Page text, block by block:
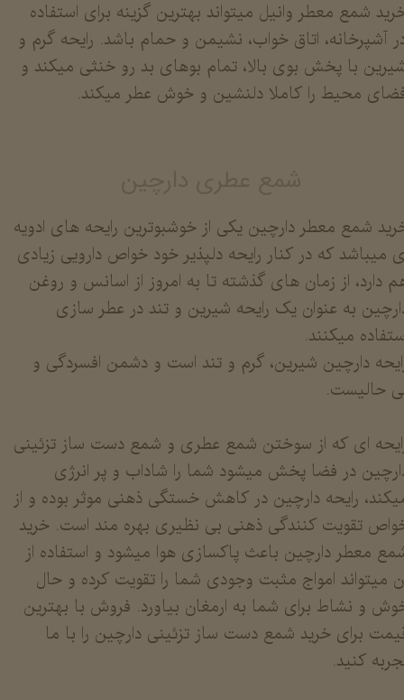
شمع معطر وانیل میتواند بهترین گزینه برای استفاده
آشپرخانه، اتاق خواب، نشیمن و حمام باشد. رایحه گرم و
با پخش بوی بالا، تمام بوهای بد رو خنثی میکند و
محیط را کاملا دلنشین و خوش عطر میکند.
شمع معطر دارچین یکی از خوشبوترین رایحه های ادویه
میباشد که در کنار رایحه دلپذیر خود خواص دارویی زیادی
دارد، از زمان های گذشته تا به امروز از اسانس و روغن
به عنوان یک رایحه شیرین و تند در عطر سازی
میکنند.
دارچین شیرین، گرم و تند است و دشمن افسردگی و
حالیست.
ای که از سوختن شمع عطری و شمع دست ساز تزئینی
در فضا پخش میشود شما را شاداب و پر انرژی
رایحه دارچین در کاهش خستگی ذهنی موثر بوده و از
تقویت کنندگی ذهنی بی نظیری بهره مند است. خرید
معطر دارچین باعث پاکسازی هوا میشود و استفاده از
میتواند امواج مثبت وجودی شما را تقویت کرده و حال
و نشاط برای شما به ارمغان بیاورد. فروش با بهترین
برای خرید شمع دست ساز تزئینی دارچین را با ما
کنید.